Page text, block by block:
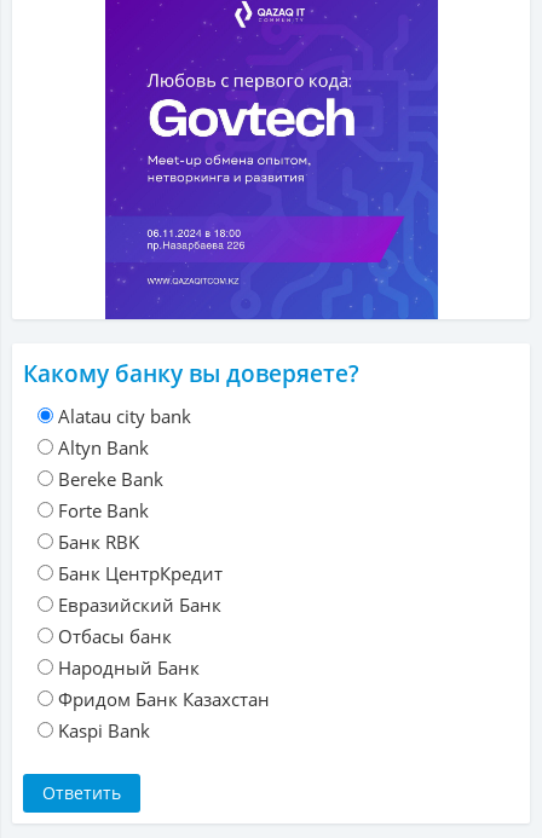
Какому банку вы доверяете?
Alatau city bank
Altyn Bank
Bereke Bank
Forte Bank
Банк RBK
Банк ЦентрКредит
Евразийский Банк
Отбасы банк
Народный Банк
Фридом Банк Казахстан
Kaspi Bank